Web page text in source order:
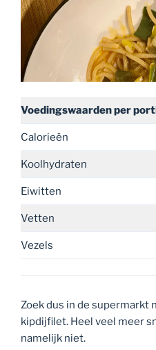
Voedingswaardenper
Calorieën
Koolhydraten
Eiwitten
Vetten
Vezels
Zoek dus in de supermarkt
kipdijfilet. Heel veel meer
namelijk niet.